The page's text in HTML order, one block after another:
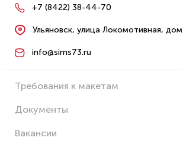
+7 (8422) 38-44-70
Ульяновск, улица Локомотивная,
info@sims73.ru
Требования к макетам
Документы
Вакансии